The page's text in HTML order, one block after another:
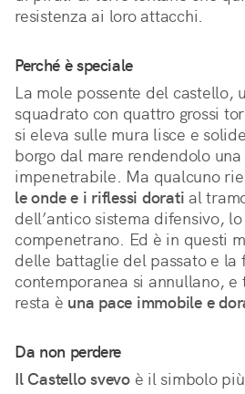
resistenza ai loro attacchi.
Perché è speciale
La mole possente del castello,
squadrato con quattro grossi
si eleva sulle mura lisce e
borgo dal mare rendendolo
impenetrabile. Ma qualcuno
le onde e i riflessi dorati al
dell’antico sistema difensivo,
compenetrano. Ed è in questi
delle battaglie del passato e la
contemporanea si annullano,
resta è una pace immobile e
Da non perdere
Il Castello svevoè il simbolo